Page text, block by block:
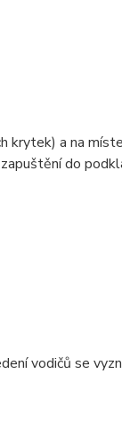
krytek) a na
do
vodičů se